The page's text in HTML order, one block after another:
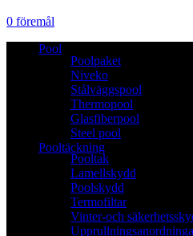
0 föremål
Pool
Poolpaket
Niveko
Stålväggspool
Thermopool
Glasfiberpool
Steel pool
Pooltäckning
Pooltak
Lamellskydd
Poolskydd
Termofiltar
Vinter-och